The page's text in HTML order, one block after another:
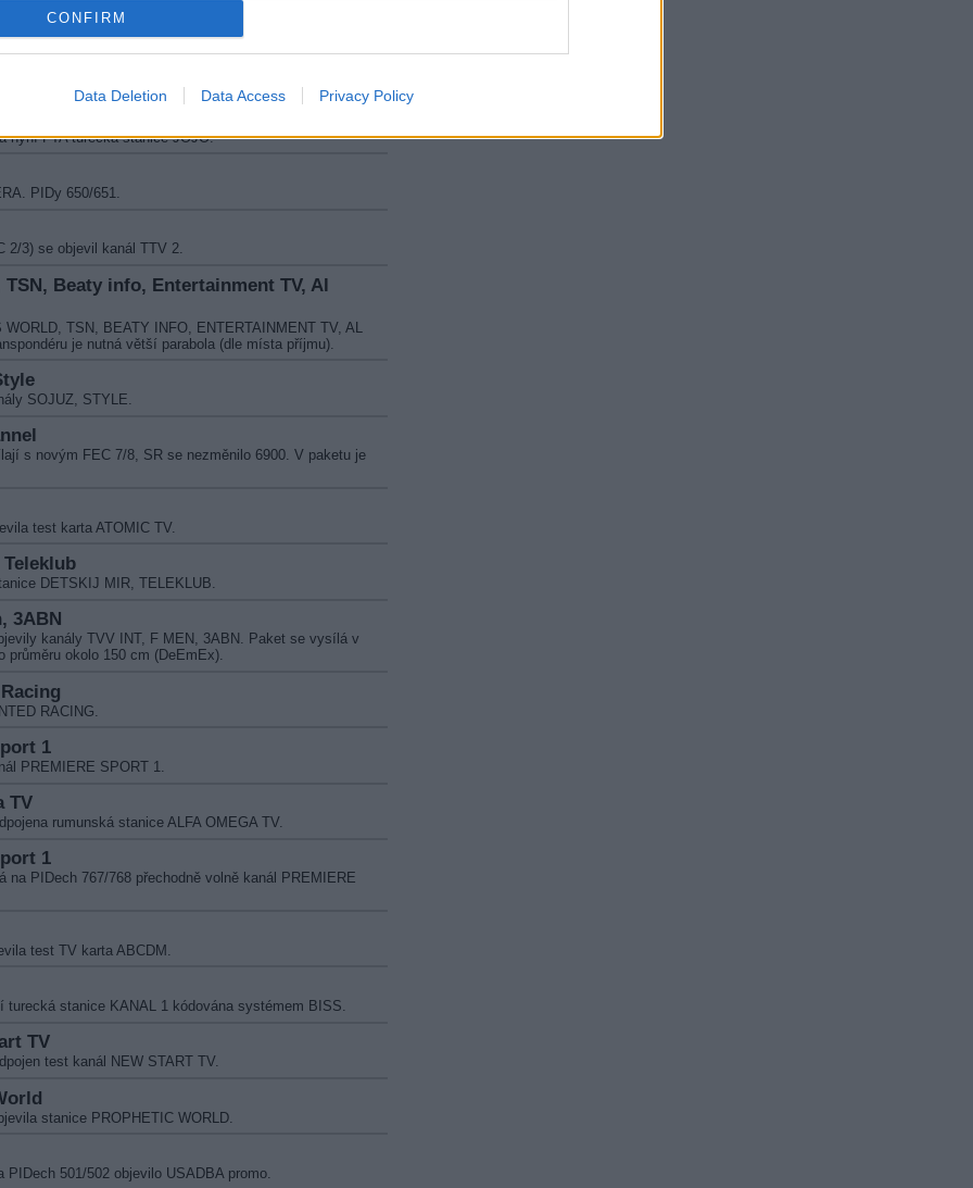
CONFIRM
Data Deletion Data Access Privacy Policy
MIR, TELEKLUB opět zakódovány systémy Viaccess2 a
řádné vysílání stanice MEHTAP TV. PIDy 400/401.
nyní FTA turecká stanice JOJO.
PIDy 650/651.
2/3) se objevil kanál TTV 2.
Beaty info, Entertainment TV, Al
TSN, BEATY INFO, ENTERTAINMENT TV, AL
je nutná větší parabola (dle místa příjmu).
SOJUZ, STYLE.
s novým FEC 7/8, SR se nezměnilo 6900. V paketu je
test karta ATOMIC TV.
DETSKIJ MIR, TELEKLUB.
3ABN
kanály TVV INT, F MEN, 3ABN. Paket se vysílá v
průměru okolo 150 cm (DeEmEx).
RACING.
1
PREMIERE SPORT 1.
TV
rumunská stanice ALFA OMEGA TV.
1
na PIDech 767/768 přechodně volně kanál PREMIERE
test TV karta ABCDM.
turecká stanice KANAL 1 kódována systémem BISS.
TV
test kanál NEW START TV.
stanice PROPHETIC WORLD.
501/502 objevilo USADBA promo.